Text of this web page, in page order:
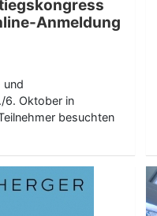
Anmeldung
und
6. Oktober in
besuchten